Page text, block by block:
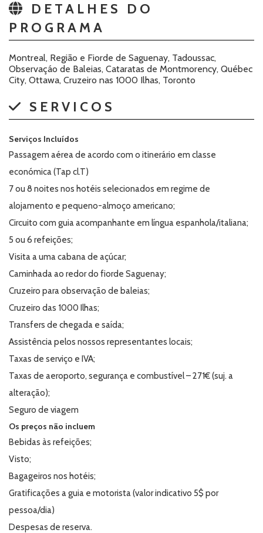
DETALHES DO
PROGRAMA
Montreal, Região e Fiorde de Saguenay, Tadoussac,
Observaçáo de Baleias, Cataratas de Montmorency, Québec
City, Ottawa, Cruzeiro nas 1000 Ilhas, Toronto
SERVICOS
Serviços Incluídos
Passagem aérea de acordo com o itinerário em classe
económica (Tap cl.T)
7 ou 8 noites nos hotéis selecionados em regime de
alojamento e pequeno-almoço americano;
Circuito com guia acompanhante em língua espanhola/italiana;
5 ou 6 refeições;
Visita a uma cabana de açúcar;
Caminhada ao redor do fiorde Saguenay;
Cruzeiro para observação de baleias;
Cruzeiro das 1000 Ilhas;
Transfers de chegada e saída;
Assistência pelos nossos representantes locais;
Taxas de serviço e IVA;
Taxas de aeroporto, segurança e combustível – 271€ (suj. a
alteração);
Seguro de viagem
Os preços não incluem
Bebidas às refeições;
Visto;
Bagageiros nos hotéis;
Gratificações a guia e motorista (valor indicativo 5$ por
pessoa/dia)
Despesas de reserva.